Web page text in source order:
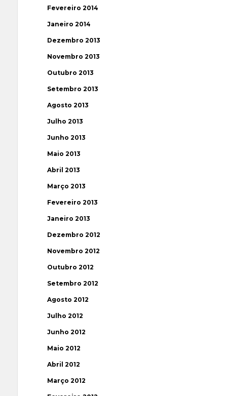
Fevereiro 2014
Janeiro 2014
Dezembro 2013
Novembro 2013
Outubro 2013
Setembro 2013
Agosto 2013
Julho 2013
Junho 2013
Maio 2013
Abril 2013
Março 2013
Fevereiro 2013
Janeiro 2013
Dezembro 2012
Novembro 2012
Outubro 2012
Setembro 2012
Agosto 2012
Julho 2012
Junho 2012
Maio 2012
Abril 2012
Março 2012